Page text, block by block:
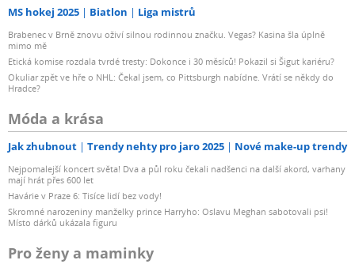
MS hokej 2025 Biatlon Liga mistrů
Brabenec v Brně znovu oživí silnou rodinnou značku. Vegas? Kasina šla úplně
mimo mě
Etická komise rozdala tvrdé tresty: Dokonce i 30 měsíců! Pokazil si Šigut kariéru?
Okuliar zpět ve hře o NHL: Čekal jsem, co Pittsburgh nabídne. Vrátí se někdy do
Hradce?
Móda a krása
Jak zhubnout Trendy nehty pro jaro 2025 Nové make-up trendy
Nejpomalejší koncert světa! Dva a půl roku čekali nadšenci na další akord, varhany
mají hrát přes 600 let
Havárie v Praze 6: Tisíce lidí bez vody!
Skromné narozeniny manželky prince Harryho: Oslavu Meghan sabotovali psi!
Místo dárků ukázala figuru
Pro ženy a maminky